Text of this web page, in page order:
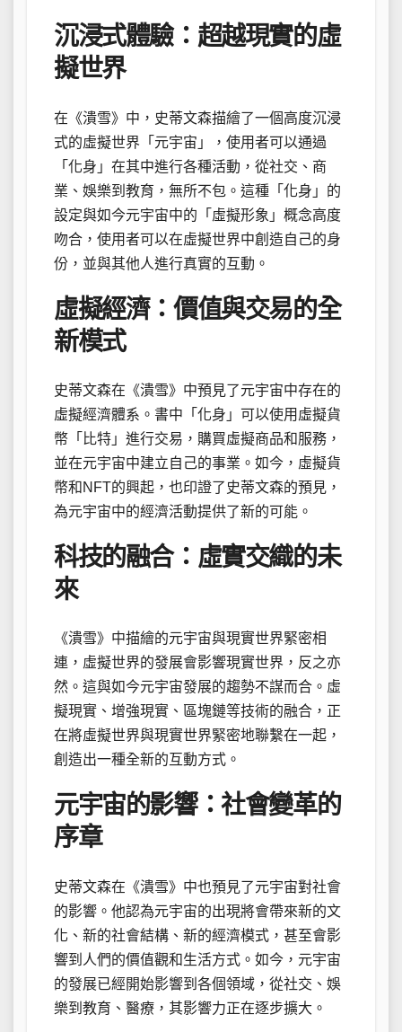
沉浸式體驗：超越現實的虛
擬世界
在《潰雪》中，史蒂文森描繪了一個高度沉浸
式的虛擬世界「元宇宙」，使用者可以通過
「化身」在其中進行各種活動，從社交、商
業、娛樂到教育，無所不包。這種「化身」的
設定與如今元宇宙中的「虛擬形象」概念高度
吻合，使用者可以在虛擬世界中創造自己的身
份，並與其他人進行真實的互動。
虛擬經濟：價值與交易的全
新模式
史蒂文森在《潰雪》中預見了元宇宙中存在的
虛擬經濟體系。書中「化身」可以使用虛擬貨
幣「比特」進行交易，購買虛擬商品和服務，
並在元宇宙中建立自己的事業。如今，虛擬貨
幣和NFT的興起，也印證了史蒂文森的預見，
為元宇宙中的經濟活動提供了新的可能。
科技的融合：虛實交織的未
來
《潰雪》中描繪的元宇宙與現實世界緊密相
連，虛擬世界的發展會影響現實世界，反之亦
然。這與如今元宇宙發展的趨勢不謀而合。虛
擬現實、增強現實、區塊鏈等技術的融合，正
在將虛擬世界與現實世界緊密地聯繫在一起，
創造出一種全新的互動方式。
元宇宙的影響：社會變革的
序章
史蒂文森在《潰雪》中也預見了元宇宙對社會
的影響。他認為元宇宙的出現將會帶來新的文
化、新的社會結構、新的經濟模式，甚至會影
響到人們的價值觀和生活方式。如今，元宇宙
的發展已經開始影響到各個領域，從社交、娛
樂到教育、醫療，其影響力正在逐步擴大。